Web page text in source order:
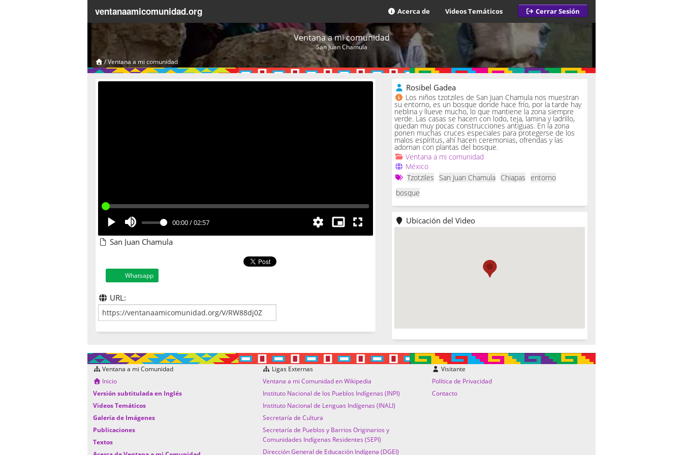
ventanaamicomunidad.org Acerca de Videos Temáticos Cerrar Sesión
Ventana a mi comunidad
San Juan Chamula
/Ventana a mi comunidad
00:00/02:57
San Juan Chamula
Whatsapp
URL:
Rosibel Gadea
Los niños tzotziles de San Juan Chamula nos muestran
su entorno, es un bosque donde hace frío, por la tarde hay
neblina y llueve mucho, lo que mantiene la zona siempre
verde. Las casas se hacen con lodo, teja, lamina y ladrillo,
quedan muy pocas construcciones antiguas. En la zona
ponen muchas cruces especiales para protegerse de los
malos espíritus, ahí hacen ceremonias, ofrendas y las
adornan con plantas del bosque.
Ventana a mi comunidad
México
Tzotziles San Juan Chamula Chiapas entorno
bosque
Ubicación del Video
Ventana a mi Comunidad
Inicio
Versión subtitulada en Inglés
Videos Temáticos
Galería de Imágenes
Publicaciones
Textos
Ligas Externas
Ventana a mi Comunidad en Wikipedia
Instituto Nacional de los Pueblos Indígenas (INPI)
Instituto Nacional de Lenguas Indígenas (INALI)
Secretaría de Cultura
Secretaría de Pueblos y Barrios Originarios y
Comunidades Indígenas Residentes (SEPI)
Dirección General de Educación Indígena (DGEI)
Visitante
Política de Privacidad
Contacto